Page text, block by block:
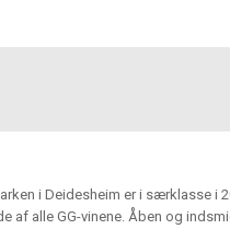
i Deidesheim er i særklasse i
af alle GG-vinene. Åben og